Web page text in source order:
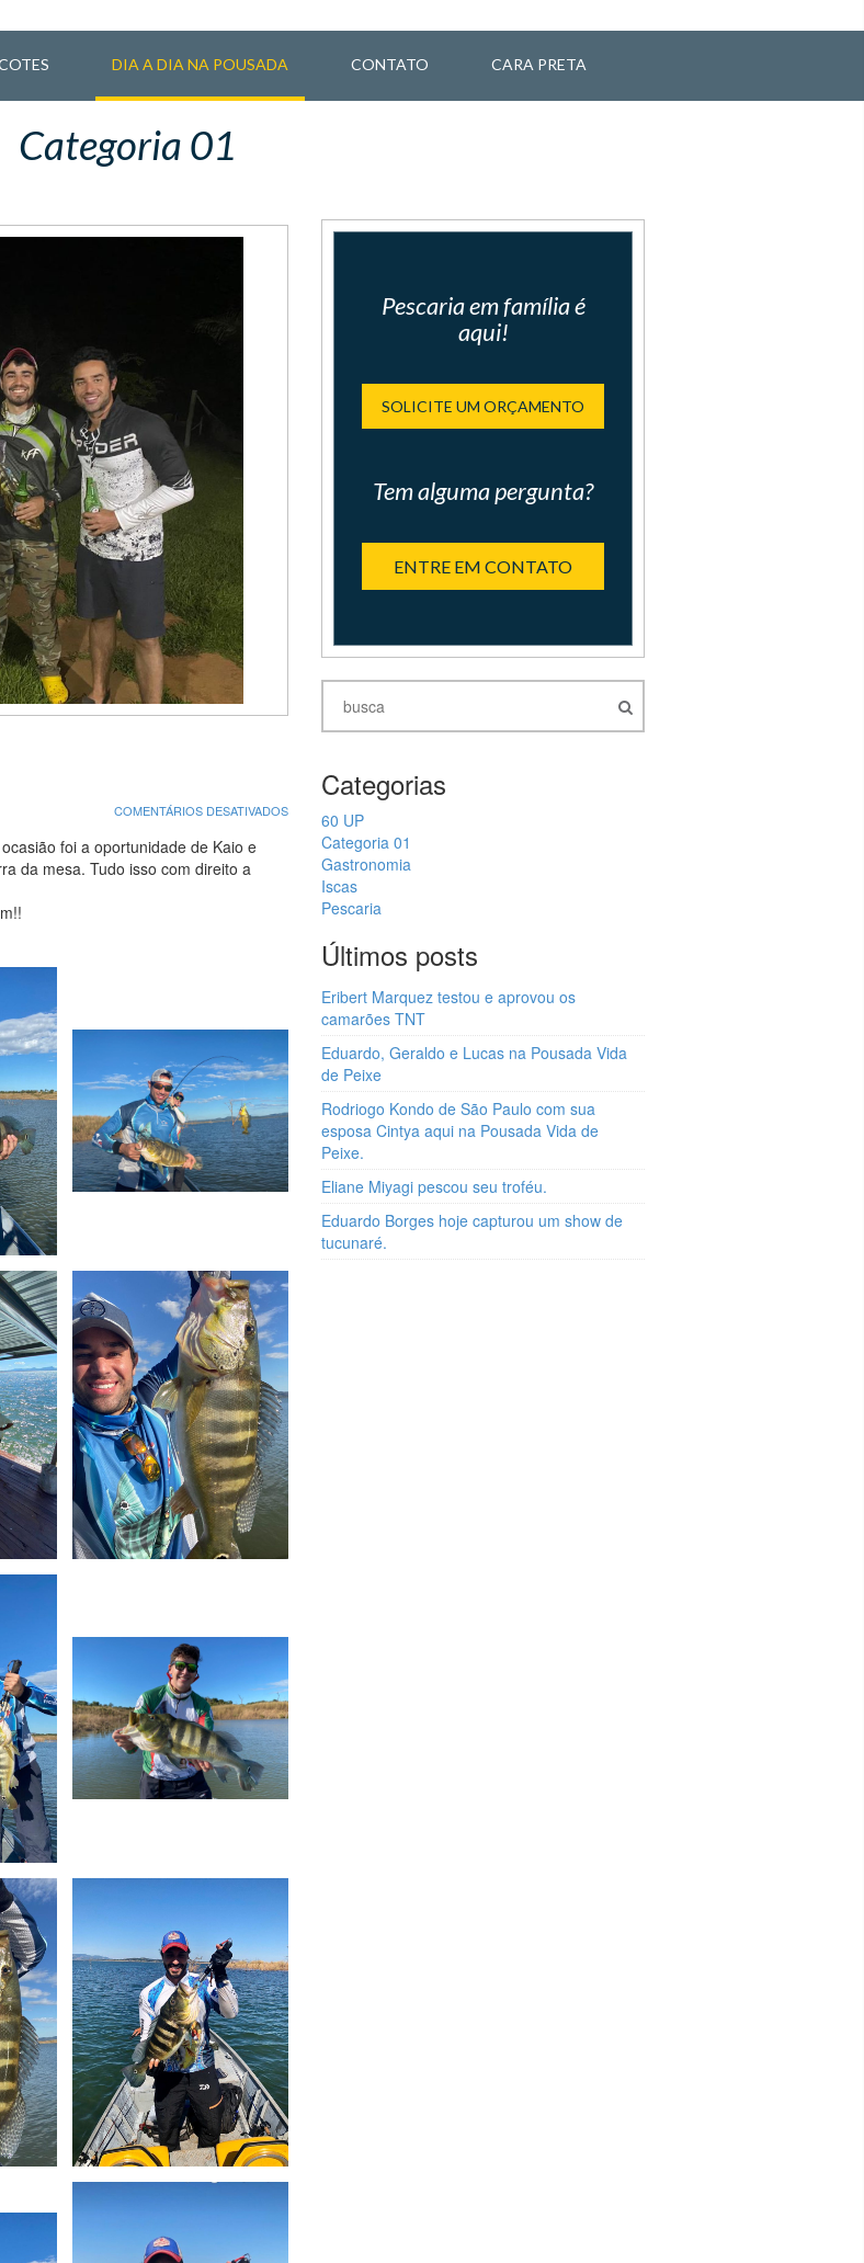
DIA A DIA NA POUSADA CONTATO CARA PRETA
Categoria 01
COMENTÁRIOS DESATIVADOSEM
AMIGOS
foi a oportunidade de Kaio e
da mesa. Tudo isso com direito a
Pescaria em família é
aqui!
SOLICITE UM ORÇAMENTO
Tem alguma pergunta?
ENTRE EM CONTATO
Categorias
60 UP
Categoria 01
Gastronomia
Iscas
Pescaria
Últimos posts
Eribert Marquez testou e aprovou os
camarões TNT
Eduardo, Geraldo e Lucas na Pousada Vida
de Peixe
Rodriogo Kondo de São Paulo com sua
esposa Cintya aqui na Pousada Vida de
Peixe.
Eliane Miyagi pescou seu troféu.
Eduardo Borges hoje capturou um show de
tucunaré.